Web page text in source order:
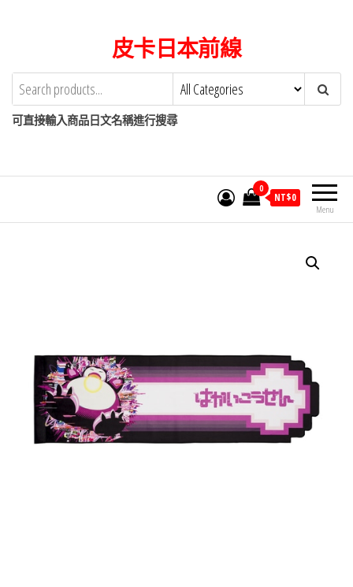
content
皮卡日本前線
可直接輸入商品日文名稱進行搜尋
Menu
0
NT$0